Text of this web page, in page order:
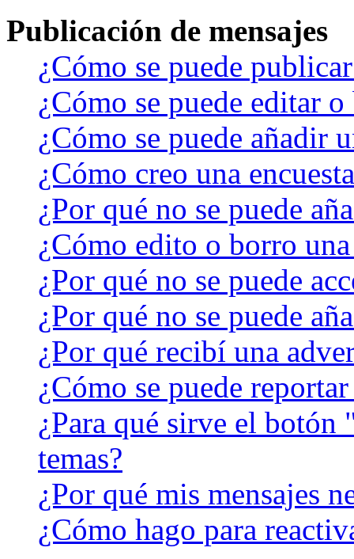
Publicación de mensajes
¿Cómo se puede
¿Cómo se puede editar
¿Cómo se puede añadir
¿Cómo creo una
¿Por qué no se puede
¿Cómo edito o borro una
¿Por qué no se puede
¿Por qué no se puede
¿Por qué recibí una
¿Cómo se puede
¿Para qué sirve el
temas?
¿Por qué mis mensajes
¿Cómo hago para